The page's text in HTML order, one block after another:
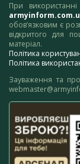
При
обов’язковим є
відкритого для
матеріал.
Політика
Політика
Зауваження та